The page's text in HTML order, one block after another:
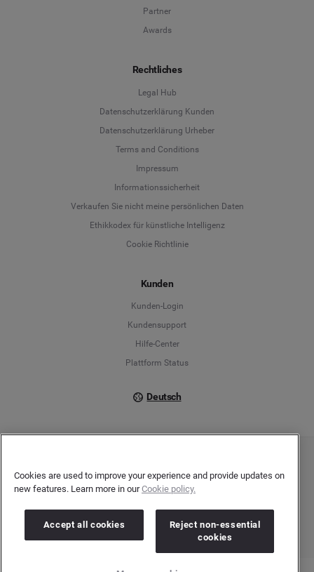
Partner
Awards
Rechtliches
Legal Hub
Datenschutzerklärung Kunden
Datenschutzerklärung Urheber
Terms and Conditions
Impressum
Informationssicherheit
Verkaufen Sie nicht meine persönlichen Daten
Ethikkodex für künstliche Intelligenz
Cookie Richtlinie
Kunden
Kunden-Login
Kundensupport
Hilfe-Center
Plattform Status
Deutsch
Deutsch
English
60549 Frankfurt/Main
Registergericht: Amtsgericht Frankfurt am Main | Registernummer: HRB 138083 |
Umsatzsteuer-Identifikationsnummer: DE278408482
Cookies are used to improve your experience and provide updates on
new features. Learn more in ourCookie policy.
Accept all cookies
Reject non-essential
cookies